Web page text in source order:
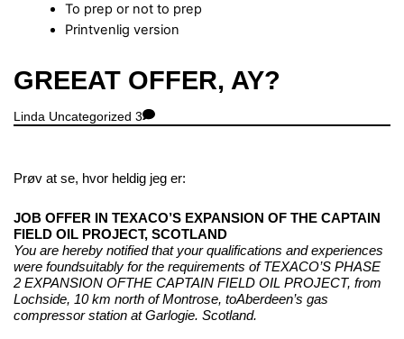
To prep or not to prep
Printvenlig version
Close
Menu
GREEAT OFFER, AY?
Linda Uncategorized 3
Prøv at se, hvor heldig jeg er:
JOB OFFER IN TEXACO’S EXPANSION OF THE CAPTAIN
FIELD OIL PROJECT, SCOTLAND
You are hereby notified that your qualifications and experiences
were foundsuitably for the requirements of TEXACO’S PHASE
2 EXPANSION OFTHE CAPTAIN FIELD OIL PROJECT, from
Lochside, 10 km north of Montrose, toAberdeen’s gas
compressor station at Garlogie. Scotland.